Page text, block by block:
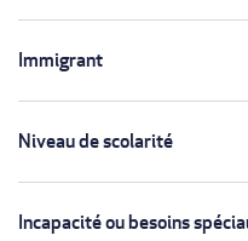
Immigrant
Niveau de scolarité
Incapacité ou besoins